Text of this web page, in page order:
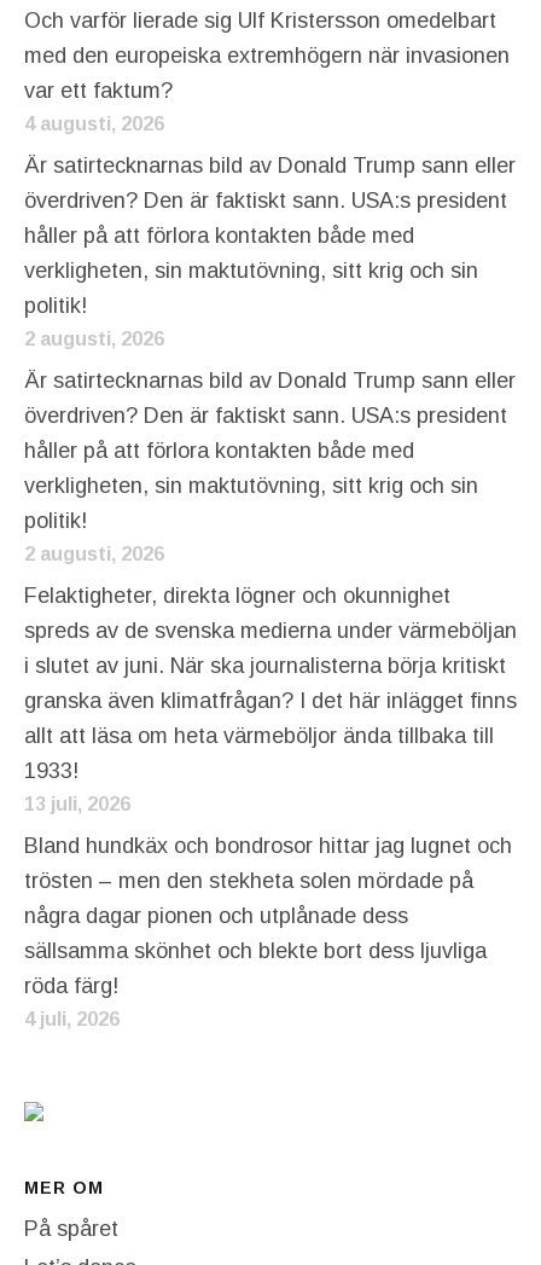
Och varför lierade sig Ulf Kristersson omedelbart
med den europeiska extremhögern när invasionen
var ett faktum?
4 augusti, 2026
Är satirtecknarnas bild av Donald Trump sann eller
överdriven? Den är faktiskt sann. USA:s president
håller på att förlora kontakten både med
verkligheten, sin maktutövning, sitt krig och sin
politik!
2 augusti, 2026
Är satirtecknarnas bild av Donald Trump sann eller
överdriven? Den är faktiskt sann. USA:s president
håller på att förlora kontakten både med
verkligheten, sin maktutövning, sitt krig och sin
politik!
2 augusti, 2026
Felaktigheter, direkta lögner och okunnighet
spreds av de svenska medierna under värmeböljan
i slutet av juni. När ska journalisterna börja kritiskt
granska även klimatfrågan? I det här inlägget finns
allt att läsa om heta värmeböljor ända tillbaka till
1933!
13 juli, 2026
Bland hundkäx och bondrosor hittar jag lugnet och
trösten – men den stekheta solen mördade på
några dagar pionen och utplånade dess
sällsamma skönhet och blekte bort dess ljuvliga
röda färg!
4 juli, 2026
MER OM
På spåret